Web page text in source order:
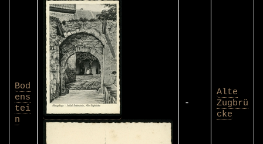
Bod
ens
tei
n
-
Alte
Zugbrü
cke